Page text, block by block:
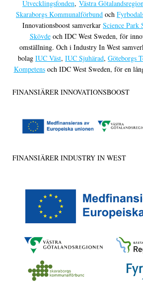
Utvecklingsfonden, Västra
Skaraborgs Kommunalförbund och
Innovationsboost samverkar Science Park
Skövdeoch IDC West Sweden, för
omställning. Och i Industry In West
bolag IUC Väst, IUC Sjuhärad, Göteborgs
Kompetensoch IDC West Sweden, för en
FINANSIÄRER INNOVATIONSBOOST
FINANSIÄRER INDUSTRY IN WEST